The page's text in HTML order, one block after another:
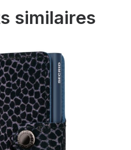
similaires